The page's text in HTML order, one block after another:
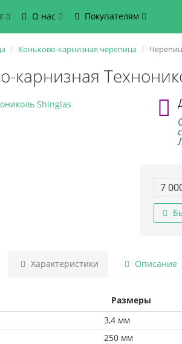
О нас Покупателям
Коньково-карнизная черепица
карнизная
7
Характеристики Описание
Размеры
3,4 мм
250 мм